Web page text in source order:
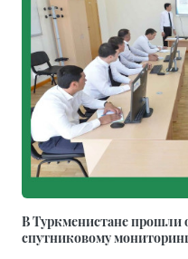
В Туркменистане прошли
спутниковому